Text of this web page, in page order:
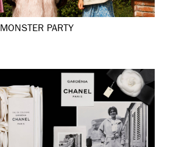
MONSTER PARTY